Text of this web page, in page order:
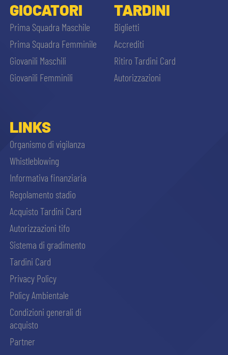
GIOCATORI
Prima Squadra Maschile
Prima Squadra Femminile
Giovanili Maschili
Giovanili Femminili
TARDINI
Biglietti
Accrediti
Ritiro Tardini Card
Autorizzazioni
LINKS
Organismo di vigilanza
Whistleblowing
Informativa finanziaria
Regolamento stadio
Acquisto Tardini Card
Autorizzazioni tifo
Sistema di gradimento
Tardini Card
Privacy Policy
Policy Ambientale
Condizioni generali di
acquisto
Partner